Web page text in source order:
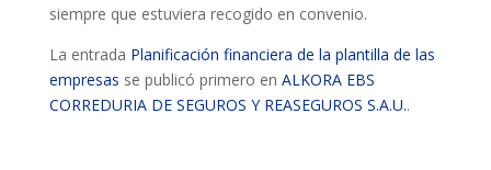
siempre que estuviera recogido en convenio.
La entrada Planificación financiera de la plantilla de las
empresas se publicó primero en ALKORA EBS
CORREDURIA DE SEGUROS Y REASEGUROS S.A.U..